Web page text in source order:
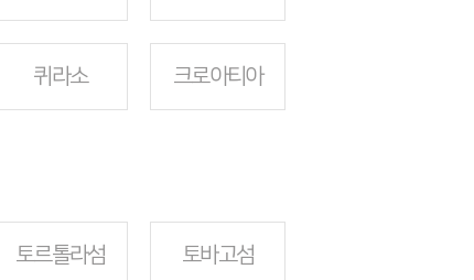
퀴라소 크로아티아
토르톨라섬 토바고섬